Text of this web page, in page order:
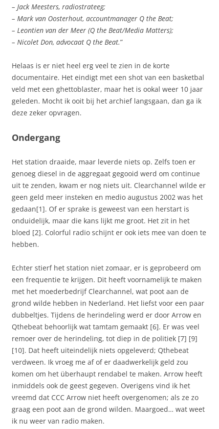
– Jack Meesters, radiostrateeg;
– Mark van Oosterhout, accountmanager Q the Beat;
– Leontien van der Meer (Q the Beat/Media Matters);
– Nicolet Don, advocaat Q the Beat.”
Helaas is er niet heel erg veel te zien in de korte
documentaire. Het eindigt met een shot van een basketbal
veld met een ghettoblaster, maar het is ookal weer 10 jaar
geleden. Mocht ik ooit bij het archief langsgaan, dan ga ik
deze zeker opvragen.
Ondergang
Het station draaide, maar leverde niets op. Zelfs toen er
genoeg diesel in de aggregaat gegooid werd om continue
uit te zenden, kwam er nog niets uit. Clearchannel wilde er
geen geld meer insteken en medio augustus 2002 was het
gedaan[1]. Of er sprake is geweest van een herstart is
onduidelijk, maar die kans lijkt me groot. Het zit in het
bloed [2]. Colorful radio schijnt er ook iets mee van doen te
hebben.
Echter stierf het station niet zomaar, er is geprobeerd om
een frequentie te krijgen. Dit heeft voornamelijk te maken
met het moederbedrijf Clearchannel, wat poot aan de
grond wilde hebben in Nederland. Het liefst voor een paar
dubbeltjes. Tijdens de herindeling werd er door Arrow en
Qthebeat behoorlijk wat tamtam gemaakt [6]. Er was veel
remoer over de herindeling, tot diep in de politiek [7] [9]
[10]. Dat heeft uiteindelijk niets opgeleverd; Qthebeat
verdween. Ik vroeg me af of er daadwerkelijk geld zou
komen om het überhaupt rendabel te maken. Arrow heeft
inmiddels ook de geest gegeven. Overigens vind ik het
vreemd dat CCC Arrow niet heeft overgenomen; als ze zo
graag een poot aan de grond wilden. Maargoed… wat weet
ik nu weer van radio maken.